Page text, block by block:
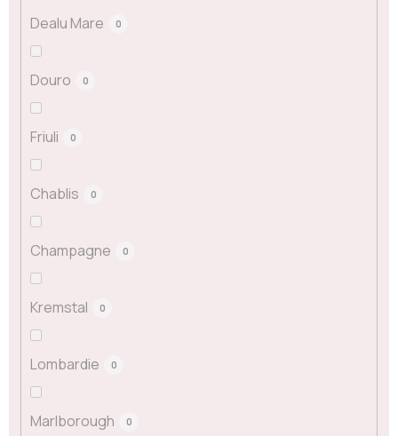
Dealu Mare 0
Douro 0
Friuli 0
Chablis 0
Champagne 0
Kremstal 0
Lombardie 0
Marlborough 0